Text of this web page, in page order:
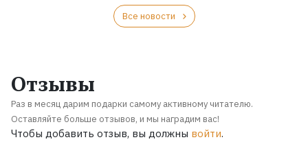
Все новости
Отзывы
Раз в месяц дарим подарки самому активному читателю.
Оставляйте больше отзывов, и мы наградим вас!
Чтобы добавить отзыв, вы должны войти.